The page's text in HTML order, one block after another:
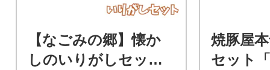
【なごみの郷】懐か
しのいりがしセット
焼豚屋
セット